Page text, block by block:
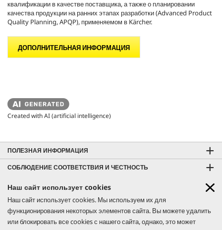
Наш сайт использует cookies
Наш сайт использует cookies. Мы используем их для
функционирования некоторых элементов сайта. Вы можете удалить
или блокировать все cookies с нашего сайта, однако, это может
Узнай больше
УЗНАЙ БОЛЬШЕ
квалификации в качестве поставщика, а также о планировании
качества продукции на ранних этапах разработки (Advanced Product
Quality Planning, APQP), применяемом в Kärcher.
ДОПОЛНИТЕЛЬНАЯ ИНФОРМАЦИЯ
Created with AI (artificial intelligence)
ПОЛЕЗНАЯ ИНФОРМАЦИЯ
СОБЛЮДЕНИЕ СООТВЕТСТВИЯ И ЧЕСТНОСТЬ
КОНТАКТЫ
СОЦИАЛЬНЫЕ СЕТИ
CO₂- NEUTRAL WEBSITE